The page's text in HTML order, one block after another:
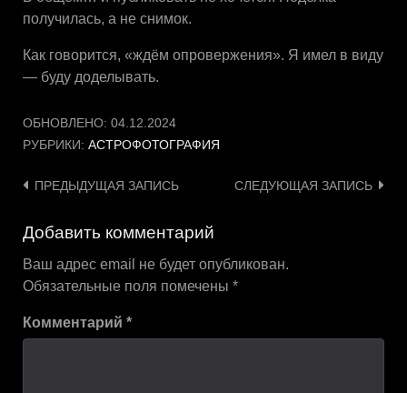
получилась, а не снимок.
Как говорится, «ждём опровержения». Я имел в виду
— буду доделывать.
ОБНОВЛЕНО: 04.12.2024
РУБРИКИ: АСТРОФОТОГРАФИЯ
Навигация
записям
ПРЕДЫДУЩАЯ ЗАПИСЬ СЛЕДУЮЩАЯ ЗАПИСЬ
Добавить комментарий
Ваш адрес email не будет опубликован.
Обязательные поля помечены *
Комментарий *